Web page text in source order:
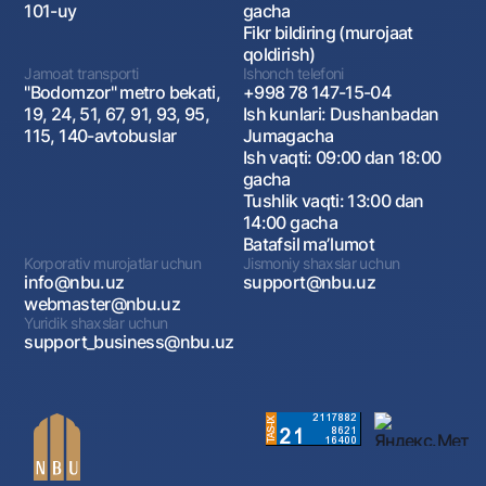
101-uy
gacha
Fikr bildiring (murojaat
qoldirish)
Jamoat transporti
"Bodomzor" metro bekati,
19, 24, 51, 67, 91, 93, 95,
115, 140-avtobuslar
Ishonch telefoni
+998 78 147-15-04
Ish kunlari: Dushanbadan
Jumagacha
Ish vaqti: 09:00 dan 18:00
gacha
Tushlik vaqti: 13:00 dan
14:00 gacha
Batafsil maʼlumot
Korporativ murojatlar uchun
info@nbu.uz
webmaster@nbu.uz
Jismoniy shaxslar uchun
support@nbu.uz
Yuridik shaxslar uchun
support_business@nbu.uz